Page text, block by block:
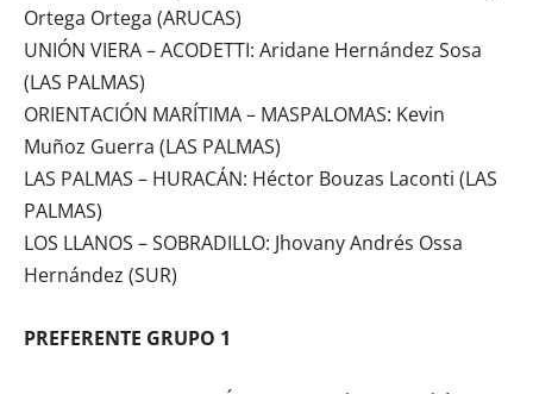
Ortega Ortega (ARUCAS)
UNIÓN VIERA – ACODETTI: Aridane Hernández Sosa
(LAS PALMAS)
ORIENTACIÓN MARÍTIMA – MASPALOMAS: Kevin
Muñoz Guerra (LAS PALMAS)
LAS PALMAS – HURACÁN: Héctor Bouzas Laconti (LAS
PALMAS)
LOS LLANOS – SOBRADILLO: Jhovany Andrés Ossa
Hernández (SUR)
PREFERENTE GRUPO 1